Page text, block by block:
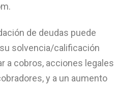
.
de deudas puede
solvencia/calificación
a cobros, acciones legales
y a un aumento